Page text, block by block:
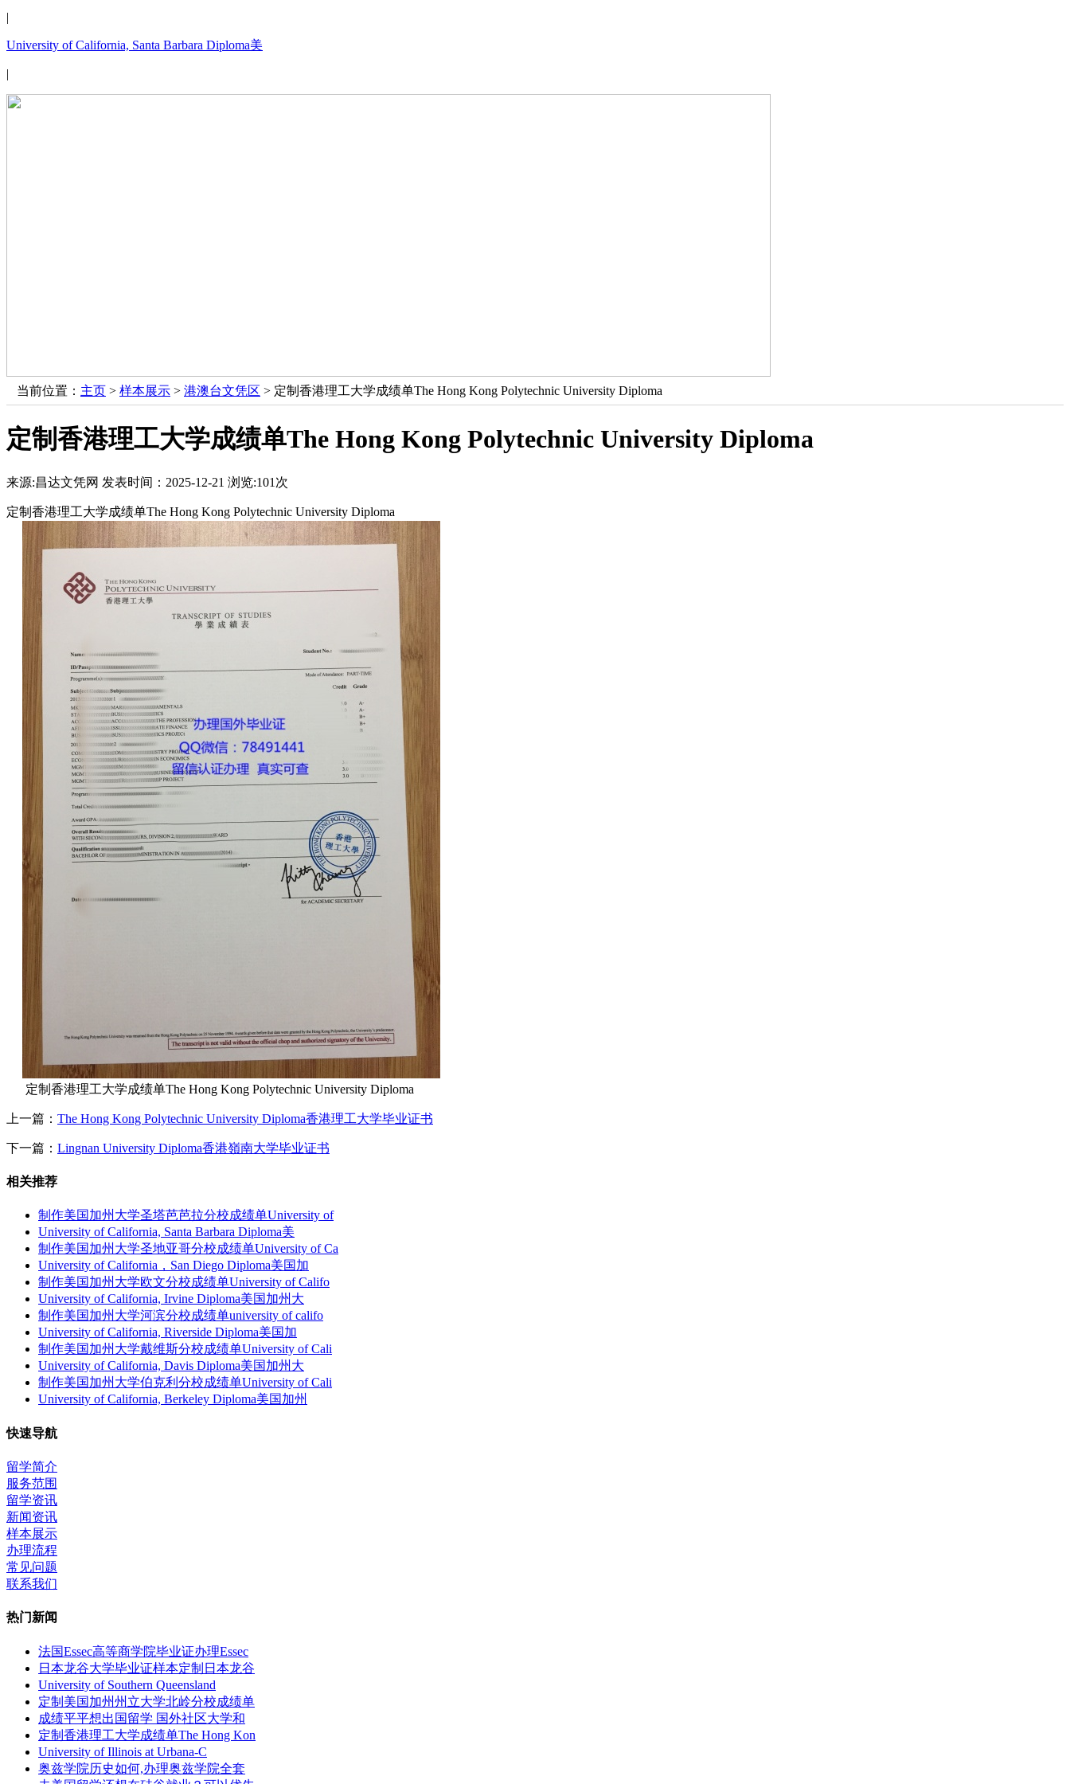
|
University of California, Santa Barbara Diploma美
|
当前位置： 主页 > 样本展示 > 港澳台文凭区 > 定制香港理工大学成绩单The Hong Kong Polytechnic University Diploma
定制香港理工大学成绩单The Hong Kong Polytechnic University Diploma
来源:昌达文凭网 发表时间：2025-12-21 浏览:101次
定制香港理工大学成绩单The Hong Kong Polytechnic University Diploma
定制香港理工大学成绩单The Hong Kong Polytechnic University Diploma
上一篇： The Hong Kong Polytechnic University Diploma香港理工大学毕业证书
下一篇： Lingnan University Diploma香港嶺南大学毕业证书
相关推荐
制作美国加州大学圣塔芭芭拉分校成绩单University of
University of California, Santa Barbara Diploma美
制作美国加州大学圣地亚哥分校成绩单University of Ca
University of California，San Diego Diploma美国加
制作美国加州大学欧文分校成绩单University of Califo
University of California, Irvine Diploma美国加州大
制作美国加州大学河滨分校成绩单university of califo
University of California, Riverside Diploma美国加
制作美国加州大学戴维斯分校成绩单University of Cali
University of California, Davis Diploma美国加州大
制作美国加州大学伯克利分校成绩单University of Cali
University of California, Berkeley Diploma美国加州
快速导航
留学简介
服务范围
留学资讯
新闻资讯
样本展示
办理流程
常见问题
联系我们
热门新闻
法国Essec高等商学院毕业证办理Essec
日本龙谷大学毕业证样本定制日本龙谷
University of Southern Queensland
定制美国加州州立大学北岭分校成绩单
成绩平平想出国留学 国外社区大学和
定制香港理工大学成绩单The Hong Kon
University of Illinois at Urbana-C
奥兹学院历史如何,办理奥兹学院全套